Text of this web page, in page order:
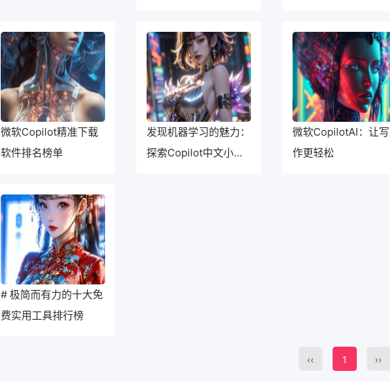
微软Copilot精准下载
软件排名榜单
发现机器学习的魅力：
探索Copilot中文小工
微软CopilotAI：让写
作更轻松
# 极简而有力的十大免
费实用工具排行榜
‹‹ 1 ››